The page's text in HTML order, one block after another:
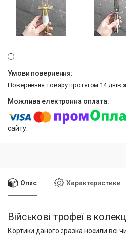
повернення товару протягом 14 днів
сайту.
Опис Характеристики
Військові трофеї в
Кортики даного зразка носили всі